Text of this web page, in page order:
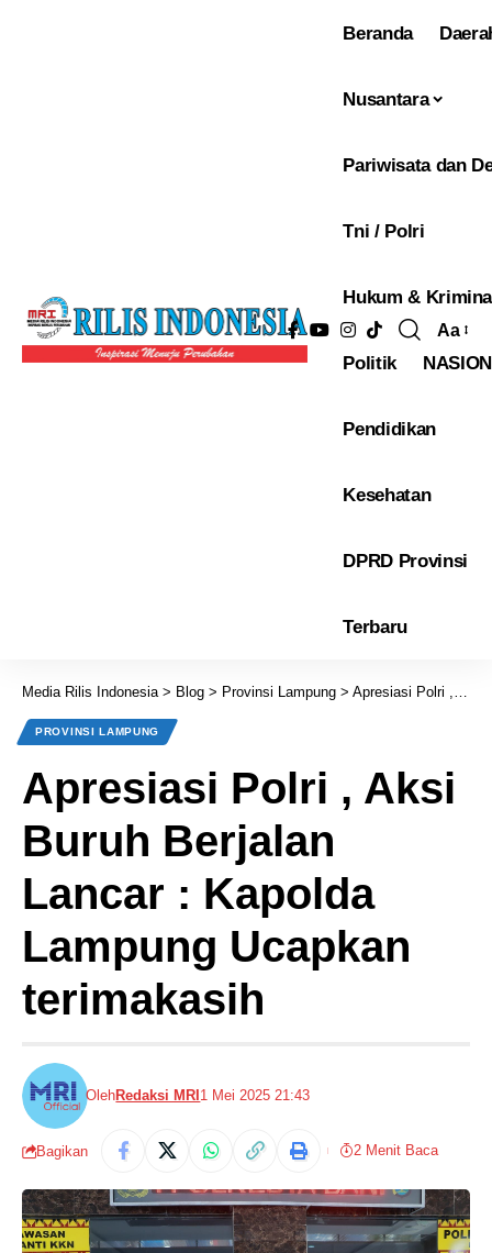
Beranda
Nusantara
Pariwisata dan
Tni / Polri
Hukum &
Politik
Pendidikan
Kesehatan
DPRD Provinsi
Terbaru
Ukuran
Aa
Media Rilis Indonesia> Blog > Provinsi Lampung > Apresiasi Polri , Aksi Buruh Berjalan Lancar : Kapolda Lampung Ucapkan terimakasih
PROVINSI LAMPUNG
Apresiasi Polri , Aksi
Buruh Berjalan
Lancar : Kapolda
Lampung Ucapkan
terimakasih
OlehRedaksi MRI 1 Mei 2025 21:43
Bagikan 2 Menit Baca